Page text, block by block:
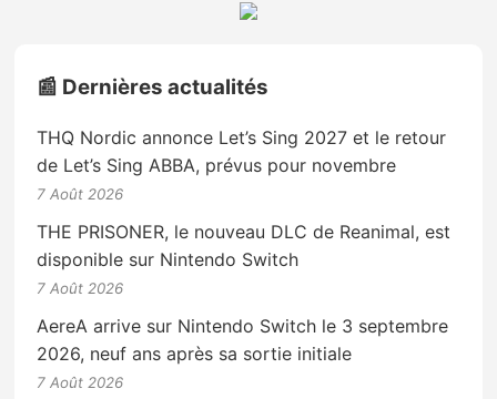
📰 Dernières actualités
THQ Nordic annonce Let’s Sing 2027 et le retour
de Let’s Sing ABBA, prévus pour novembre
7 Août 2026
THE PRISONER, le nouveau DLC de Reanimal, est
disponible sur Nintendo Switch
7 Août 2026
AereA arrive sur Nintendo Switch le 3 septembre
2026, neuf ans après sa sortie initiale
7 Août 2026